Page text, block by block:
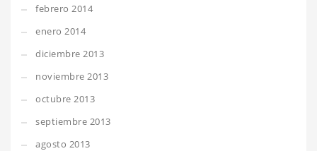
febrero 2014
enero 2014
diciembre 2013
noviembre 2013
octubre 2013
septiembre 2013
agosto 2013